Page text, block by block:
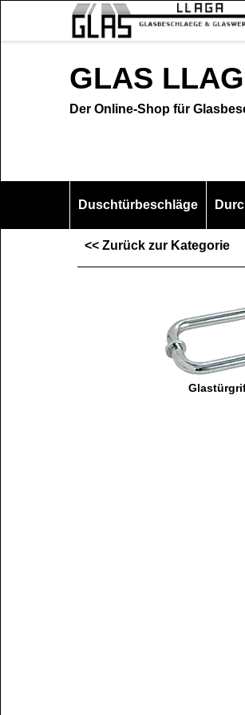
GLAS
Der Online-Shop für
Duschtürbeschläge
<< Zurück zur Kategorie